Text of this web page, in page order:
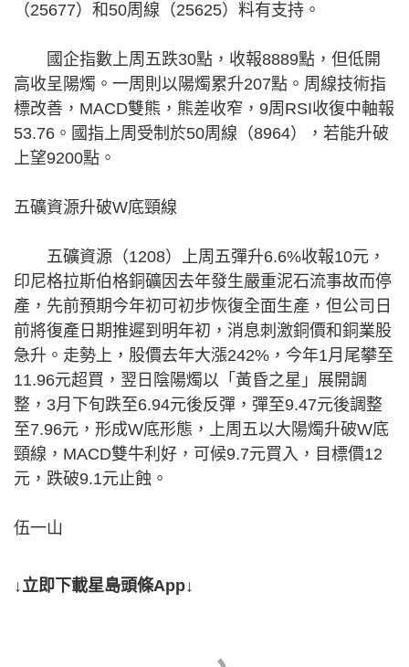
（25677）和50周線（25625）料有支持。
國企指數上周五跌30點，收報8889點，但低開
高收呈陽燭。一周則以陽燭累升207點。周線技術指
標改善，MACD雙熊，熊差收窄，9周RSI收復中軸報
53.76。國指上周受制於50周線（8964），若能升破
上望9200點。
五礦資源升破W底頸線
五礦資源（1208）上周五彈升6.6%收報10元，
印尼格拉斯伯格銅礦因去年發生嚴重泥石流事故而停
產，先前預期今年初可初步恢復全面生產，但公司日
前將復產日期推遲到明年初，消息刺激銅價和銅業股
急升。走勢上，股價去年大漲242%，今年1月尾攀至
11.96元超買，翌日陰陽燭以「黃昏之星」展開調
整，3月下旬跌至6.94元後反彈，彈至9.47元後調整
至7.96元，形成W底形態，上周五以大陽燭升破W底
頸線，MACD雙牛利好，可候9.7元買入，目標價12
元，跌破9.1元止蝕。
伍一山
↓立即下載星島頭條App↓